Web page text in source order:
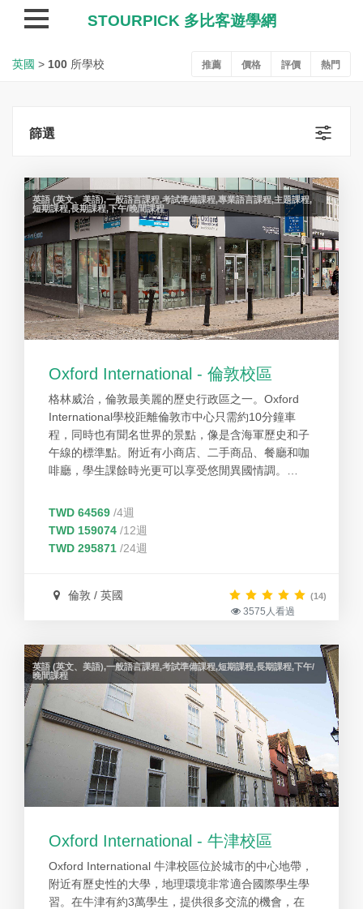
英國
英國 > 100 所學校 推薦 價格 評價 熱門
篩選
英語 (英文、美語),一般語言課程,考試準備課程,專業語言課程,主題課程,
短期課程,長期課程,下午/晚間課程
Oxford International - 倫敦校區
格林威治，倫敦最美麗的歷史行政區之一。Oxford
International學校距離倫敦市中心只需約10分鐘車
程，同時也有聞名世界的景點，像是含海軍歷史和子
午線的標準點。附近有小商店、二手商品、餐廳和咖
啡廳，學生課餘時光更可以享受悠閒異國情調。
化的裝潢和設備，教師教學經驗豐富，且提供熱情的
工作人員，讓學生可以安心自在的學習英文。
TWD 64569 /4週
TWD 159074 /12週
TWD 295871 /24週
倫敦 / 英國 (14)
3575人看過
英語 (英文、美語),一般語言課程,考試準備課程,短期課程,長期課程,下午/
晚間課程
Oxford International - 牛津校區
Oxford International 牛津校區位於城市的中心地帶，
附近有歷史性的大學，地理環境非常適合國際學生學
習。在牛津有約3萬學生，提供很多交流的機會，在
STOURPICK 多比客遊學網